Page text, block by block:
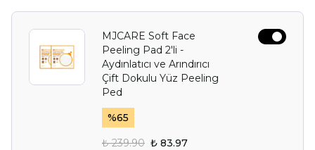
MJCARE Soft Face
Peeling Pad 2'li -
Aydınlatıcı ve Arındırıcı
Çift Dokulu Yüz Peeling
Ped
%65
₺ 239.90 ₺ 83.97